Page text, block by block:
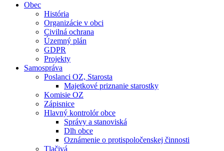
Obec
História
Organizácie v obci
Civilná ochrana
Územný plán
GDPR
Projekty
Samospráva
Poslanci OZ, Starosta
Majetkové priznanie starostky
Komisie OZ
Zápisnice
Hlavný kontrolór obce
Správy a stanoviská
Dlh obce
Oznámenie o protispoločenskej činnosti
Tlačivá